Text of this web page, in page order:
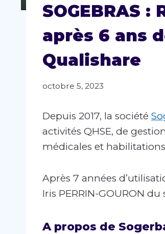
SOGEBRAS
après 6 ans
Qualishare
octobre 5, 2023
Depuis 2017, la société
activités QHSE, de
médicales et
Après 7 années
Iris PERRIN-GOURON du
A propos de